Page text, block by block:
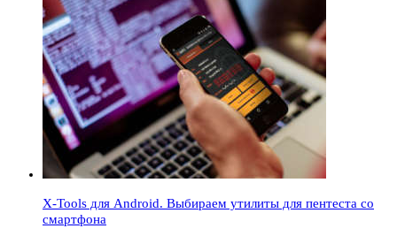
X-Tools для Android. Выбираем утилиты для пентеста со
смартфона